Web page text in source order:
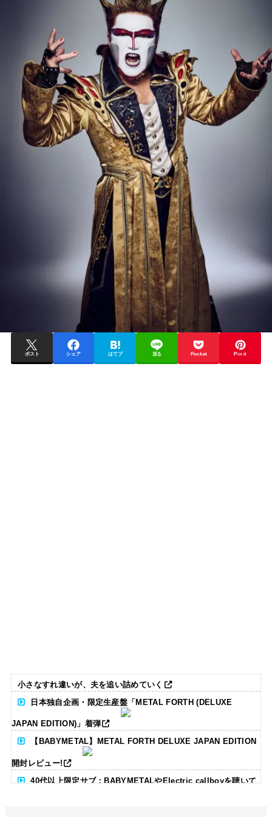
ポスト シェア はてブ 送る Pocket Pin it
小さなすれ違いが、夫を追い詰めていく
日本独自企画・限定生産盤「METAL FORTH (DELUXE
JAPAN EDITION)」着弾
【BABYMETAL】METAL FORTH DELUXE JAPAN EDITION
開封レビュー!
40代以上限定サブ：BABYMETALやElectric callboyを聴いて